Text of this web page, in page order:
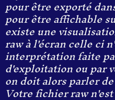
pour être exporté
pour être affichable
existe une
raw à l'écran celle ci
interprétation faite
d'exploitation ou par
on doit alors parler
Votre fichier raw